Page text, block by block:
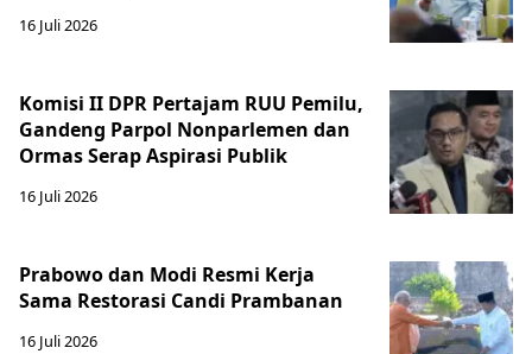
16 Juli 2026
Komisi II DPR Pertajam RUU Pemilu,
Gandeng Parpol Nonparlemen dan
Ormas Serap Aspirasi Publik
16 Juli 2026
Prabowo dan Modi Resmi Kerja
Sama Restorasi Candi Prambanan
16 Juli 2026